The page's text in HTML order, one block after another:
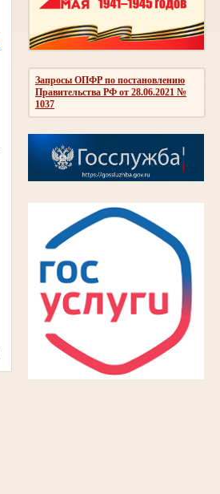
Запросы ОПФР по постановлению
Правительства РФ от 28.06.2021 №
1037